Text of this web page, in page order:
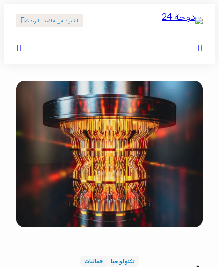
اشترك في قائمتنا البريدية
تكنولوجيا فعاليات